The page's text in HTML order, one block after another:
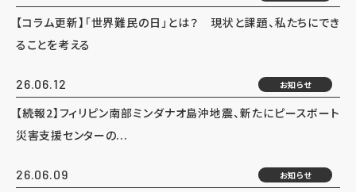
【コラム更新】「世界難民の日」とは？ 現状と課題、私たちにでき
ることを考える
26.06.12 お知らせ
【続報2】フィリピン南部ミンダナオ島沖地震、新たにピースボート
災害支援センターの...
26.06.09 お知らせ